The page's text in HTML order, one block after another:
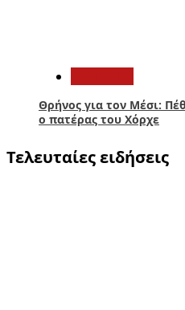
Θρήνος για τον Μέσι:
ο πατέρας του Χόρχε
Τελευταίες ειδήσεις